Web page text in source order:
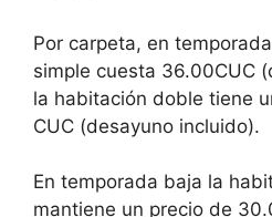
Por carpeta, en
simple cuesta 36.00CUC
la habitación doble tiene
CUC (desayuno incluido).
En temporada baja la
mantiene un precio de